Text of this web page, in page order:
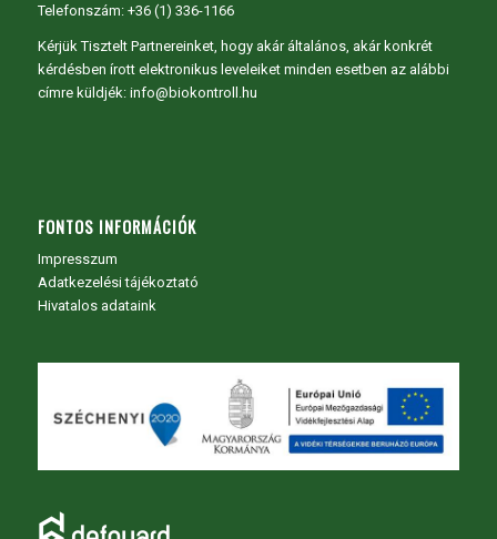
Telefonszám: +36 (1) 336-1166
Kérjük Tisztelt Partnereinket, hogy akár általános, akár konkrét
kérdésben írott elektronikus leveleiket minden esetben az alábbi
címre küldjék: info@biokontroll.hu
FONTOS INFORMÁCIÓK
Impresszum
Adatkezelési tájékoztató
Hivatalos adataink